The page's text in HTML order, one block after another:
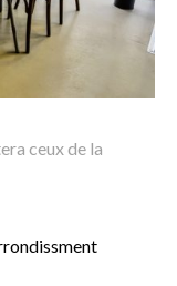
ceux de la